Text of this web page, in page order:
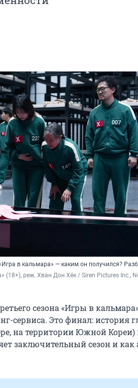
в кальмара» — каким он получился?
(18+), реж. Хван Дон Хёк / Siren Pictures Inc.,
сезона «Игры в кальмара»
сервиса. Это финал: история
на территории Южной
заключительный сезон и